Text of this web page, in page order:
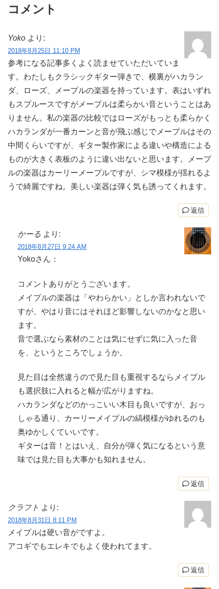
コメント
Yoko より:
2018年8月25日 11:10 PM
参考になる記事多くよく読ませていただいていま
す。わたしもクラシックギター弾きで、横裏がハカラン
ダ、ローズ、メープルの楽器を持っています。表はいずれ
もスプルースですがメープルは柔らかい音ということはあ
りません。私の楽器の比較ではローズがもっとも柔らかく
ハカランダが一番カーンと音が飛ぶ感じでメープルはその
中間くらいですが、ギター製作家による違いや構造による
ものが大きく表板のように違い出ないと思います。メープ
ルの楽器はカーリーメープルですが、シマ模様が揺れるよ
うで綺麗ですね。美しい楽器は弾く気も誘ってくれます。
返信
かーる より:
2018年8月27日 9:24 AM
Yokoさん：
コメントありがとうございます。
メイプルの楽器は「やわらかい」としか言われないで
すが、やはり音にはそれほど影響しないのかなと思い
ます。
音で選ぶなら素材のことは気にせずに気に入った音
を、というところでしょうか。
見た目は全然違うので見た目も重視するならメイプル
も選択肢に入れると幅が広がりますね。
ハカランダなどのかっこいい木目も良いですが、おっ
しゃる通り、カーリーメイプルの縞模様がゆれるのも
奥ゆかしくていいです。
ギターは音！とはいえ、自分が弾く気になるという意
味では見た目も大事かも知れません。
返信
クラフト より:
2018年8月31日 8:11 PM
メイプルは硬い音がですよ。
アコギでもエレキでもよく使われてます。
返信